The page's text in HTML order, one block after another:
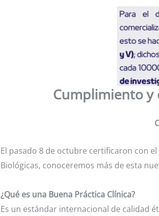
Cumplimiento y
El pasado 8 de octubre certificaron con
Biológicas, conoceremos más de esta
¿Qué es una Buena Práctica Clínica?
Es un estándar internacional de calidad